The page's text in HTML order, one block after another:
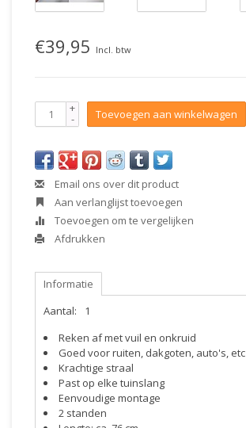
€39,95 Incl. btw
+
- Toevoegen aan winkelwagen
Email ons over dit product
Aan verlanglijst toevoegen
Toevoegen om te vergelijken
Afdrukken
Informatie
Aantal:
1
Reken af met vuil en onkruid
Goed voor ruiten, dakgoten, auto's, etc
Krachtige straal
Past op elke tuinslang
Eenvoudige montage
2 standen